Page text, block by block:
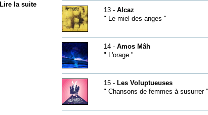
Lire la suite
13 - Alcaz
" Le miel des anges "
14 - Amos Mâh
" L'orage "
15 - Les Voluptueuses
" Chansons de femmes à susurrer "